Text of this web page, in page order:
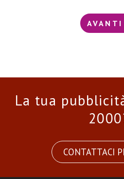
AVANTI
La tua
CONTATTACI